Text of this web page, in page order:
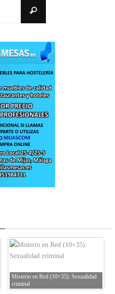
Buscar
Misterio en Red (10×35): Sexualidad
criminal